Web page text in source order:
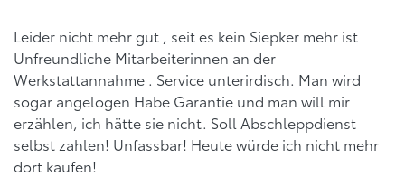
Leider nicht mehr gut , seit es kein Siepker mehr ist
Unfreundliche Mitarbeiterinnen an der
Werkstattannahme . Service unterirdisch. Man wird
sogar angelogen Habe Garantie und man will mir
erzählen, ich hätte sie nicht. Soll Abschleppdienst
selbst zahlen! Unfassbar! Heute würde ich nicht mehr
dort kaufen!